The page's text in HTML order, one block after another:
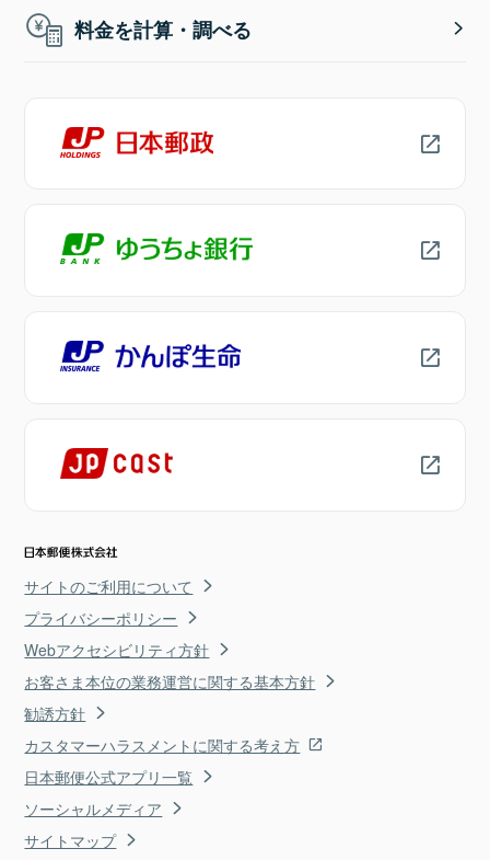
料金を計算・調べる
サイトのご利用について
プライバシーポリシー
Webアクセシビリティ方針
お客さま本位の業務運営に関する基本方針
勧誘方針
カスタマーハラスメントに関する考え方
日本郵便公式アプリ一覧
ソーシャルメディア
サイトマップ